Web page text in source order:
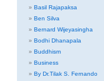
Basil Rajapaksa
Ben Silva
Bernard Wijeyasingha
Bodhi Dhanapala
Buddhism
Business
By Dr.Tilak S. Fernando